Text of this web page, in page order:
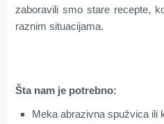
zaboravili smo stare recepte,
raznim situacijama.
Šta nam je potrebno:
Meka abrazivna spužvica ili